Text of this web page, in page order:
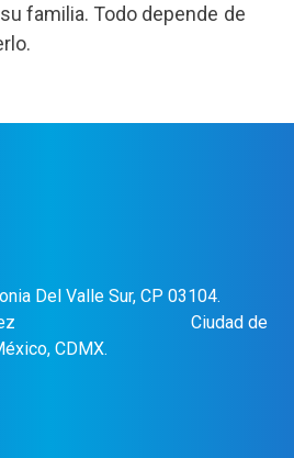
familia. Todo depende de
Del Valle Sur, CP 03104.
Ciudad de
CDMX.